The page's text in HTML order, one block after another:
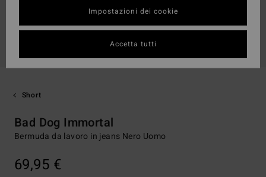
Short
Bad Dog Immortal
Bermuda da lavoro in jeans Nero Uomo
69,95 €
Impostazioni dei cookie
Accetta tutti